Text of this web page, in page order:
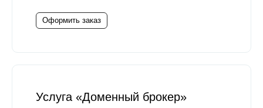
Оформить заказ
Услуга «Доменный брокер»